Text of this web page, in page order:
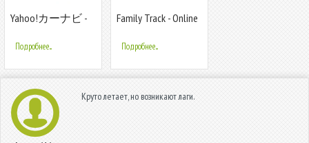
Yahoo!カーナビ -
も地図も自動更
新
Подробнее...
Family Track - Online
Last Seen
Подробнее...
Круто летает, но возникают лаги.